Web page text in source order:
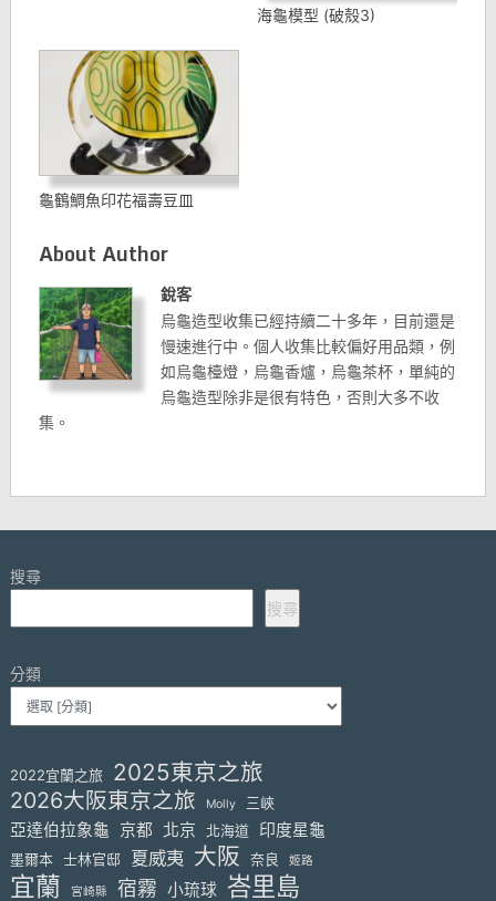
海龜模型 (破殼3)
龜鶴鯛魚印花福壽豆皿
About Author
銳客
烏龜造型收集已經持續二十多年，目前還是
慢速進行中。個人收集比較偏好用品類，例
如烏龜檯燈，烏龜香爐，烏龜茶杯，單純的
烏龜造型除非是很有特色，否則大多不收
集。
搜尋
搜尋
分類
2022宜蘭之旅 2025東京之旅
2026大阪東京之旅 Molly 三峽
亞達伯拉象龜 京都 北京 北海道 印度星龜
墨爾本 士林官邸 夏威夷 大阪 奈良 姬路
宜蘭 宮崎縣 宿霧 小琉球 峇里島